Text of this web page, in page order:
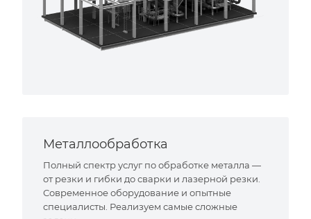
Металлообработка
Полный спектр услуг по обработке металла —
от резки и гибки до сварки и лазерной резки.
Современное оборудование и опытные
специалисты. Реализуем самые сложные